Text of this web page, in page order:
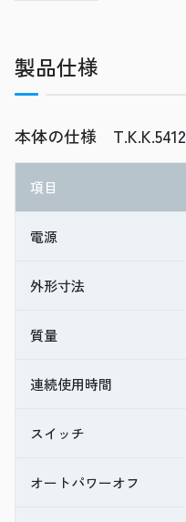
製品仕様
本体の仕様 T.K.K.5412
項目
電源
外形寸法
質量
連続使用時間
スイッチ
オートパワーオフ